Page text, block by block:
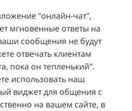
"онлайн-чат",
мгновенные ответы на
сообщения не будут
отвечать клиентам
пока он тепленький".
использовать наш
виджет для общения с
на вашем сайте, в